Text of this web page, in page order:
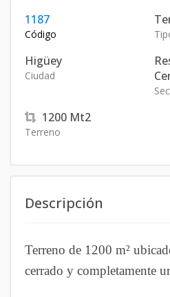
1187
Código
Higüey
Ciudad
1200 Mt2
Terreno
Descripción
Terreno de 1200 m²
cerrado y completamente